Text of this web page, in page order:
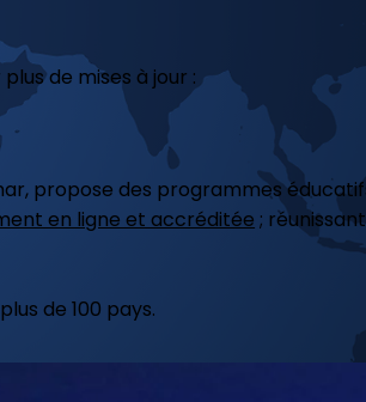
de mises à jour :
propose des programmes
en ligne et accréditée ;
de 100 pays.